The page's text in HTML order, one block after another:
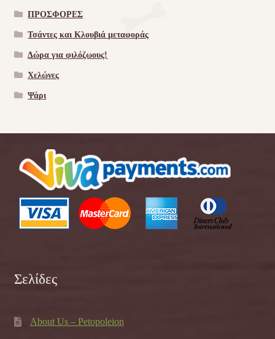
ΠΡΟΣΦΟΡΕΣ
Τσάντες και Κλουβιά μεταφοράς
Δώρα για φιλόζωους!
Χελώνες
Ψάρι
Σελίδες
About Us – Petopoleion